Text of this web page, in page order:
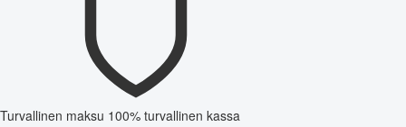
Turvallinen maksu 100% turvallinen kassa